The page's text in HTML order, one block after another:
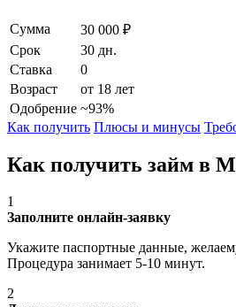
Сумма
30 000 ₽
Срок
30 дн.
Ставка
0
Возраст
от 18 лет
Одобрение ~93%
Как получить Плюсы и минусы
Как получить займ в
1
Заполните онлайн-заявку
Укажите паспортные данные,
Процедура занимает 5-10 минут.
2